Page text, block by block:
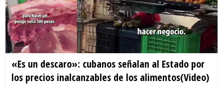
«Es un descaro»: cubanos señalan al Estado por
los precios inalcanzables de los alimentos(Video)